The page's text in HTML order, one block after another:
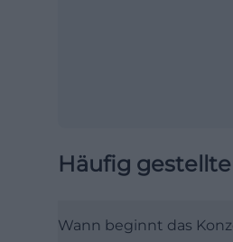
Häufig
Wann beginnt das